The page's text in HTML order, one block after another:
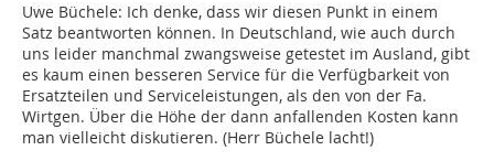
Uwe Büchele: Ich denke, dass wir diesen Punkt in einem
Satz beantworten können. In Deutschland, wie auch durch
uns leider manchmal zwangsweise getestet im Ausland, gibt
es kaum einen besseren Service für die Verfügbarkeit von
Ersatzteilen und Serviceleistungen, als den von der Fa.
Wirtgen. Über die Höhe der dann anfallenden Kosten kann
man vielleicht diskutieren. (Herr Büchele lacht!)